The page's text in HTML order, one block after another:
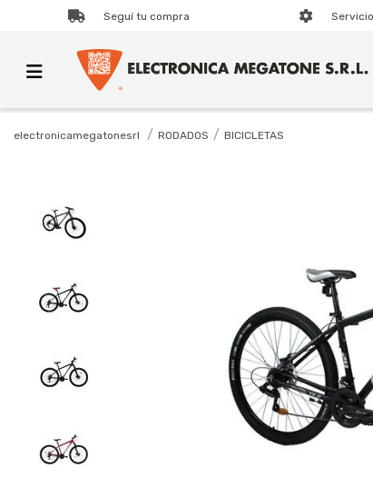
Seguí tu compra
electronicamegatonesrl RODADOS BICICLETAS